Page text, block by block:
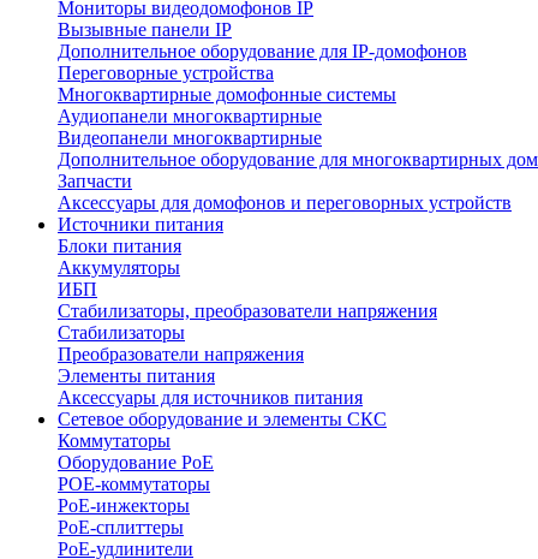
Мониторы видеодомофонов IP
Вызывные панели IP
Дополнительное оборудование для IP-домофонов
Переговорные устройства
Многоквартирные домофонные системы
Аудиопанели многоквартирные
Видеопанели многоквартирные
Дополнительное оборудование для многоквартирных
Запчасти
Аксессуары для домофонов и переговорных устройств
Источники питания
Блоки питания
Аккумуляторы
ИБП
Стабилизаторы, преобразователи напряжения
Стабилизаторы
Преобразователи напряжения
Элементы питания
Аксессуары для источников питания
Сетевое оборудование и элементы СКС
Коммутаторы
Оборудование PoE
POE-коммутаторы
PoE-инжекторы
PoE-сплиттеры
PoE-удлинители